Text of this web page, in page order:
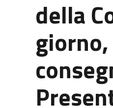
della